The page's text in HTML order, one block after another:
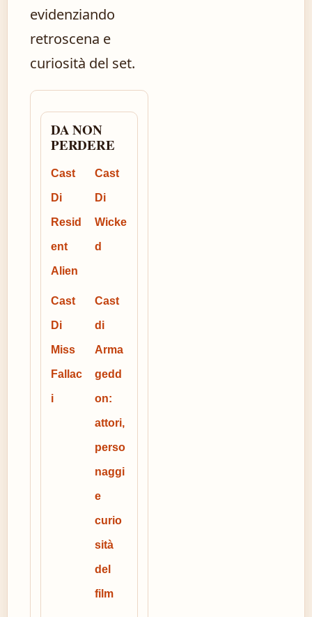
evidenziando
retroscena e
curiosità del set.
DA NON
PERDERE
Cast
Di
Resid
ent
Alien
Cast
Di
Wicke
d
Cast
Di
Miss
Fallac
i
Cast
di
Arma
gedd
on:
attori,
perso
naggi
e
curio
sità
del
film